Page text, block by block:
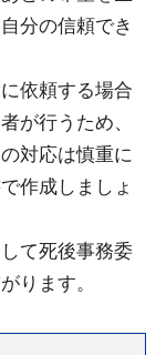
分の信頼でき
依頼する場合
が行うため、
対応は慎重に
作成しましょ
て死後事務委
ります。